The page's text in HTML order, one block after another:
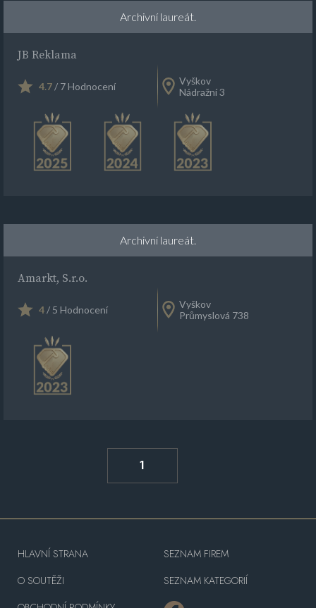
Archivní laureát.
JB Reklama
4.7/ 7 Hodnocení
Vyškov
Nádražní 3
Archivní laureát.
Amarkt, S.r.o.
4/ 5 Hodnocení
Vyškov
Průmyslová 738
1
HLAVNÍ STRANA
O SOUTĚŽI
SEZNAM FIREM
SEZNAM KATEGORIÍ